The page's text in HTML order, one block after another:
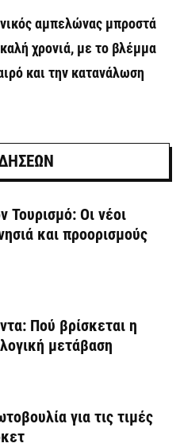
αμπελώνας μπροστά
χρονιά, με το βλέμμα
και την κατανάλωση
Τουρισμό: Οι νέοι
και προορισμούς
Πού βρίσκεται η
μετάβαση
για τις τιμές